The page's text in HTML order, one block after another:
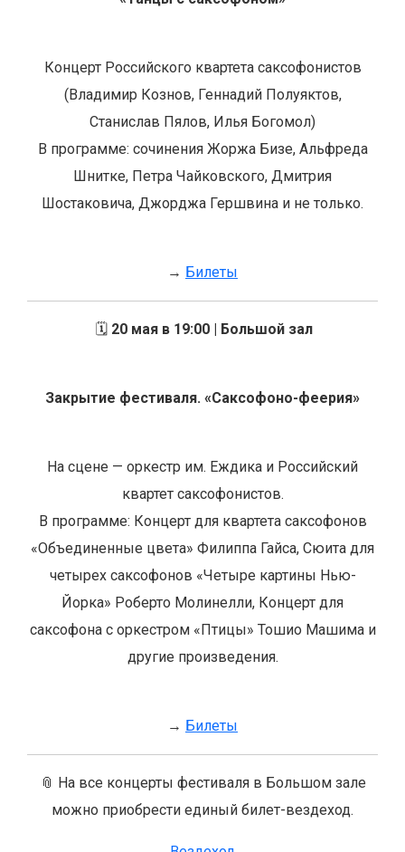
Концерт Российского квартета саксофонистов
(Владимир Кознов, Геннадий Полуяктов,
Станислав Пялов, Илья Богомол)
В программе: сочинения Жоржа Бизе, Альфреда
Шнитке, Петра Чайковского, Дмитрия
Шостаковича, Джорджа Гершвина и не только.
→ Билеты
🗓️ 20 мая в 19:00 | Большой зал
Закрытие фестиваля. «Саксофоно-феерия»
На сцене — оркестр им. Еждика и Российский
квартет саксофонистов.
В программе: Концерт для квартета саксофонов
«Объединенные цвета» Филиппа Гайса, Сюита для
четырех саксофонов «Четыре картины Нью-
Йорка» Роберто Молинелли, Концерт для
саксофона с оркестром «Птицы» Тошио Машима и
другие произведения.
→ Билеты
📎 На все концерты фестиваля в Большом зале
можно приобрести единый билет-вездеход.